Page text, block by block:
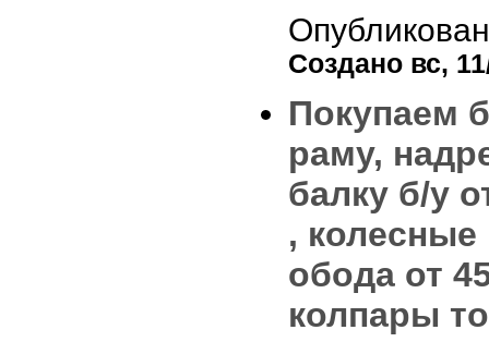
Создано вс,
Покупаем
раму,
балку б/у
,
обода от
колпары